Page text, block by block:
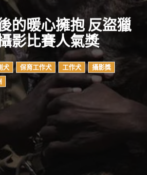
的暖心擁抱 反盜獵
影比賽人氣獎
犬 保育工作犬 工作犬
攝影獎